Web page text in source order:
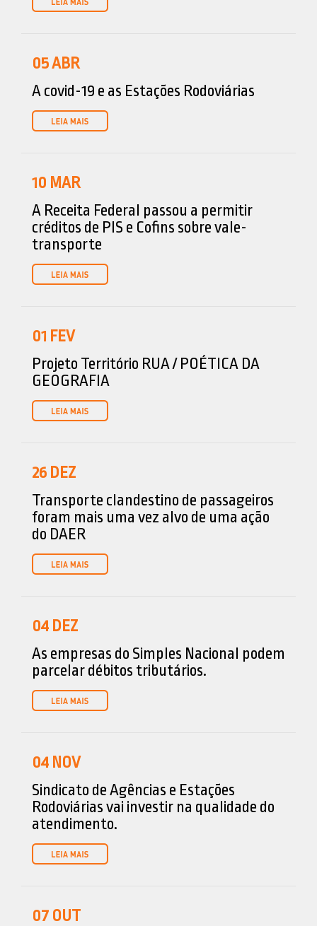
05ABR
A covid-19 e as Estações Rodoviárias
10 MAR
A Receita Federal passou a permitir
créditos de PIS e Cofins sobre vale-
transporte
01 FEV
Projeto Território RUA / POÉTICA DA
GEOGRAFIA
26 DEZ
Transporte clandestino de passageiros
foram mais uma vez alvo de uma ação
do DAER
04 DEZ
As empresas do Simples Nacional podem
parcelar débitos tributários.
04 NOV
Sindicato de Agências e Estações
Rodoviárias vai investir na qualidade do
atendimento.
07 OUT